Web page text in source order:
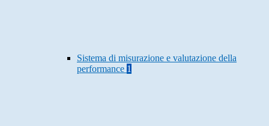
Sistema di misurazione e valutazione della
performance 1